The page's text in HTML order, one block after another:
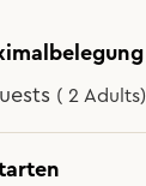
( 2 Adults)